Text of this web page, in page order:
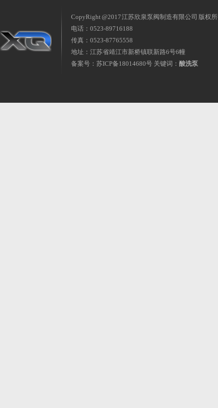
CopyRight @2017 江苏欣泉泵阀制造有限公司 版权
电话：0523-89716188
传真：0523-87765558
地址：江苏省靖江市新桥镇联新路6号6幢
备案号： 苏ICP备18014680号 关键词： 酸洗泵